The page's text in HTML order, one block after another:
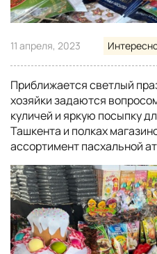
11 апреля, 2023
Приближается светлый
хозяйки задаются
куличей и яркую посыпку
Ташкента и полках
ассортимент пасхальной